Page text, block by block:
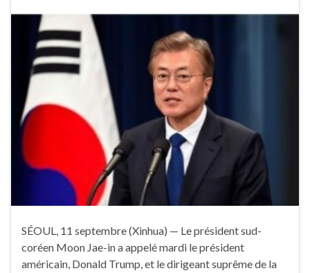
SÉOUL, 11 septembre (Xinhua) — Le président sud-
coréen Moon Jae-in a appelé mardi le président
américain, Donald Trump, et le dirigeant suprême de la